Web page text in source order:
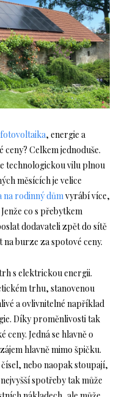
fotovoltaika, energie a
ceny? Celkem jednoduše.
technologickou vilu plnou
měsících je velice
na rodinný důmvyrábí více,
co s přebytkem
dodavateli zpět do sítě
burze za spotové ceny.
s elektrickou energii.
trhu, stanovenou
a ovlivnitelné například
Díky proměnlivosti tak
Jedná se hlavně o
hlavně mimo špičku.
nebo naopak stoupají,
spotřeby tak může